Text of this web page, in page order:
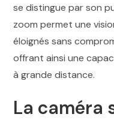
se distingue par son
zoom permet une
éloignés sans
offrant ainsi une
à grande distance.
La